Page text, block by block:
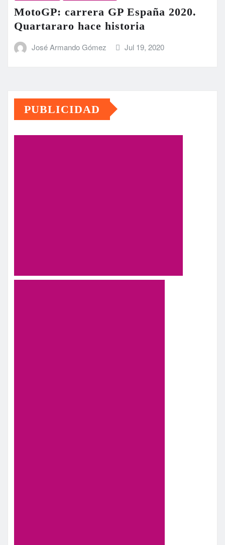
MotoGP: carrera GP España 2020.
Quartararo hace historia
José Armando Gómez Jul 19, 2020
PUBLICIDAD